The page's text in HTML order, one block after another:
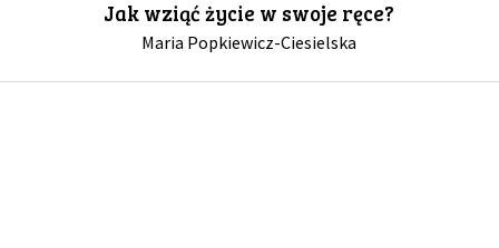
Jak wziąć życie w swoje ręce?
Maria Popkiewicz-Ciesielska